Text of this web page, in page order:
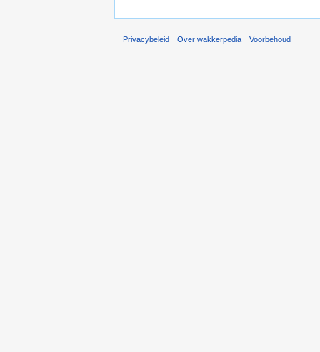
Privacybeleid Over wakkerpedia Voorbehoud